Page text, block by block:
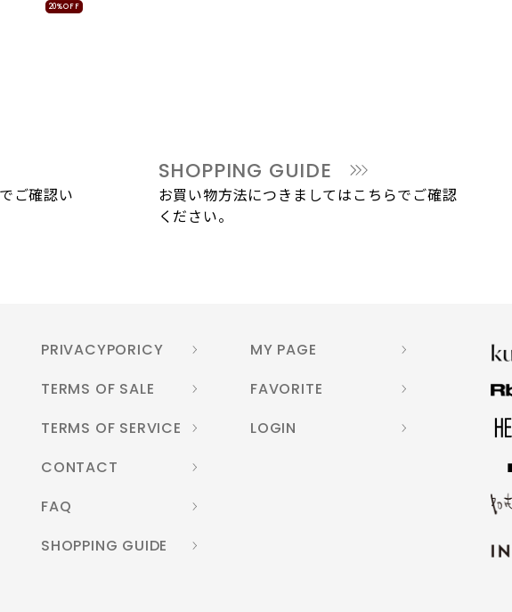
20%OFF
ご確認い
SHOPPING GUIDE
お買い物方法につきましてはこちらでご確認
ください。
PRIVACYPORICY
TERMS OF SALE
TERMS OF SERVICE
CONTACT
FAQ
SHOPPING GUIDE
MY PAGE
FAVORITE
LOGIN